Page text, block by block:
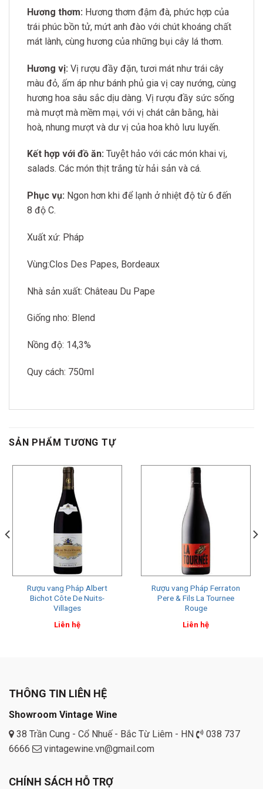
Hương thơm: Hương thơm đậm đà, phức hợp của
trái phúc bồn tử, mứt anh đào với chút khoáng chất
mát lành, cùng hương của những bụi cây lá thơm.
Hương vị: Vị rượu đầy đặn, tươi mát như trái cây
màu đỏ, ấm áp như bánh phủ gia vị cay nướng, cùng
hương hoa sâu sắc dịu dàng. Vị rượu đầy sức sống
mà mượt mà mềm mại, với vị chát cân bằng, hài
hoà, nhung mượt và dư vị của hoa khô lưu luyến.
Kết hợp với đồ ăn: Tuyệt hảo với các món khai vị,
salads. Các món thịt trắng từ hải sản và cá.
Phục vụ: Ngon hơn khi để lạnh ở nhiệt độ từ 6 đến
8 độ C.
Xuất xứ: Pháp
Vùng:Clos Des Papes, Bordeaux
Nhà sản xuất: Château Du Pape
Giống nho: Blend
Nồng độ: 14,3%
Quy cách: 750ml
SẢN PHẨM TƯƠNG TỰ
Rượu vang Pháp Albert
Bichot Côte De Nuits-
Villages
Liên hệ
Rượu vang Pháp Ferraton
Pere & Fils La Tournee
Rouge
Liên hệ
THÔNG TIN LIÊN HỆ
Showroom Vintage Wine
38 Trần Cung - Cổ Nhuế - Bắc Từ Liêm - HN
038 737
6666
vintagewine.vn@gmail.com
CHÍNH SÁCH HỖ TRỢ